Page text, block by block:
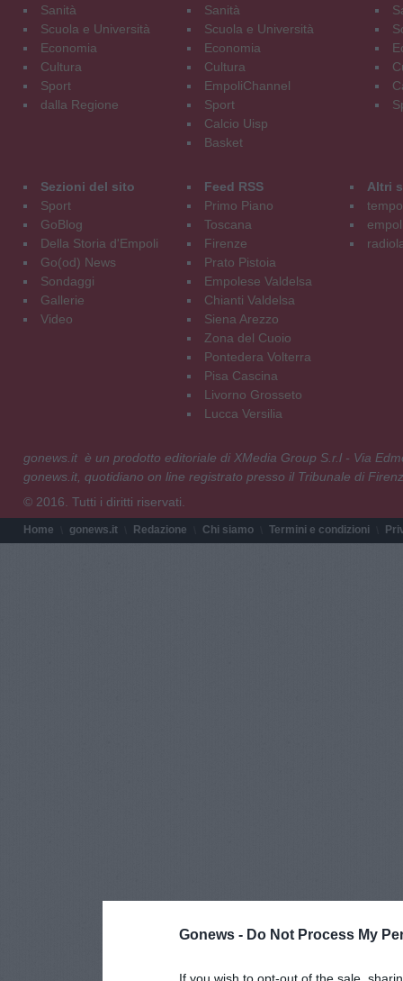
Gonews - Do Not Process My
If you wish to opt-out of the sale,
Sanità
Scuola e Università
Economia
Cultura
Sport
dalla Regione
Sanità
Scuola e Università
Economia
Cultura
EmpoliChannel
Sport
Calcio Uisp
Basket
Sezioni del sito
Sport
GoBlog
Della Storia d'Empoli
Go(od) News
Sondaggi
Gallerie
Video
Feed RSS
Primo Piano
Toscana
Firenze
Prato Pistoia
Empolese Valdelsa
Chianti Valdelsa
Siena Arezzo
Zona del Cuoio
Pontedera Volterra
Pisa Cascina
Livorno Grosseto
Lucca Versilia
Altri
gonews.it è un prodotto editoriale di XMedia Group S.r.l - Via
gonews.it, quotidiano on line registrato presso il Tribunale di
© 2016. Tutti i diritti riservati.
Home gonews.it Redazione Chi siamo Termini e condizioni